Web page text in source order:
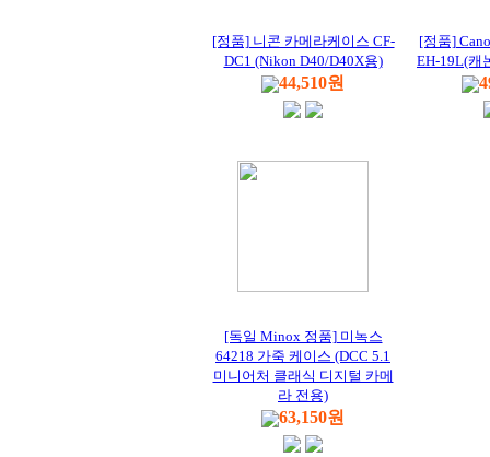
[정품] 니콘 카메라케이스 CF-
DC1 (Nikon D40/D40X용)
44,510원
[정품]
EH-19L(캐
[독일 Minox 정품] 미녹스
64218 가죽 케이스 (DCC 5.1
미니어처 클래식 디지털 카메
라 전용)
63,150원